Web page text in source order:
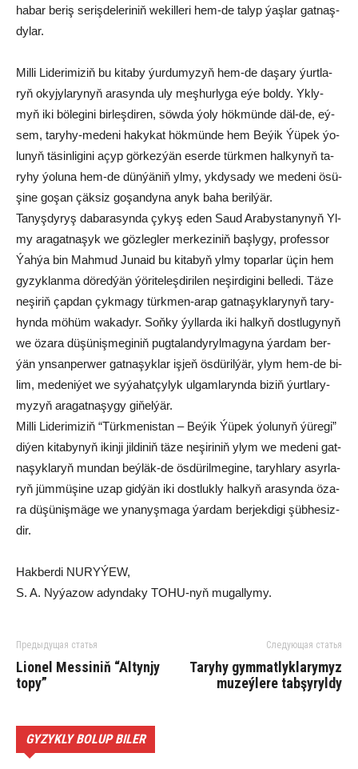
ha­bar be­riş se­riş­de­le­ri­niň we­kil­le­ri hem-de ta­lyp ýaş­lar gat­naş­
dy­lar.
Mil­li Li­de­ri­mi­ziň bu ki­ta­by ýur­du­my­zyň hem-de da­şa­ry ýurt­la­
ryň oky­jy­la­ry­nyň ara­syn­da uly meş­hur­ly­ga eýe bol­dy. Yk­ly­
myň iki bö­le­gi­ni bir­leş­di­ren, söw­da ýo­ly hök­mün­de däl-de, eý­
sem, ta­ry­hy-me­de­ni ha­ky­kat hök­mün­de hem Be­ýik Ýü­pek ýo­
lu­nyň tä­sin­li­gi­ni açyp gör­kez­ýän eser­de türk­men hal­ky­nyň ta­
ry­hy ýo­lu­na hem-de dün­ýä­niň yl­my, yk­dy­sa­dy we me­de­ni ösü­
şi­ne go­şan çäk­siz go­şan­dy­na anyk ba­ha be­ril­ýär.
Ta­nyş­dy­ryş da­ba­ra­syn­da çy­kyş eden Sa­ud Ara­bys­ta­ny­nyň Yl­
my ara­gat­na­şyk we göz­leg­ler mer­ke­zi­niň baş­ly­gy, pro­fes­sor
Ýah­ýa bin Mah­mud Ju­na­id bu ki­ta­byň yl­my to­par­lar üçin hem
gy­zyk­lan­ma dö­red­ýän ýö­ri­te­leş­di­ri­len ne­şir­di­gi­ni bel­le­di. Tä­ze
ne­şi­riň çap­dan çyk­ma­gy türk­men-arap gat­na­şyk­la­ry­nyň ta­ry­
hyn­da mö­hüm wa­ka­dyr. Soň­ky ýyl­lar­da iki hal­kyň dost­lu­gy­nyň
we öza­ra dü­şü­niş­me­gi­niň pug­ta­lan­dy­ryl­ma­gy­na ýar­dam ber­
ýän yn­san­per­wer gat­na­şyk­lar iş­jeň ös­dü­ril­ýär, ylym hem-de bi­
lim, me­de­ni­ýet we sy­ýa­hat­çy­lyk ul­gam­la­ryn­da bi­ziň ýurt­la­ry­
my­zyň ara­gat­na­şy­gy gi­ňel­ýär.
Mil­li Li­de­ri­mi­ziň “Türk­me­nis­tan – Be­ýik Ýü­pek ýo­lu­nyň ýü­re­gi”
di­ýen ki­ta­by­nyň ikin­ji jil­di­niň tä­ze ne­şi­ri­niň ylym we me­de­ni gat­
na­şyk­la­ryň mun­dan beý­läk-de ös­dü­ril­me­gi­ne, ta­ryh­la­ry asyr­la­
ryň jüm­mü­şi­ne uzap gid­ýän iki dost­luk­ly hal­kyň ara­syn­da öza­
ra dü­şü­niş­mä­ge we yna­nyş­ma­ga ýar­dam ber­jek­di­gi şüb­he­siz­
dir.
Hakberdi NURYÝEW,
S. A. Nyýazow adyndaky TOHU-nyň mugallymy.
Предыдущая статья
Lio­nel Mes­si­niň “Al­tyn­jy
to­py”
Следующая статья
Ta­ry­hy gym­mat­lyk­la­ry­myz
mu­zeý­le­re tab­şy­ryl­dy
GYZYKLY BOLUP BILER